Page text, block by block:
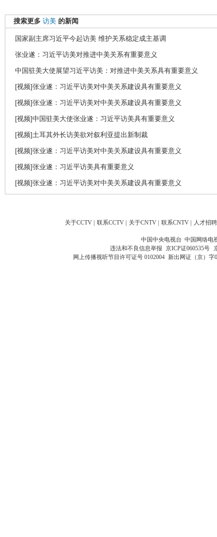
搜索更多 访美 的新闻
国家副主席习近平今起访美 维护关系稳定成主基调
张业遂：习近平访美对推进中美关系有重要意义
中国驻美大使展望习近平访美：对推进中美关系具有重要意义
[视频]张业遂：习近平访美对中美关系建设具有重要意义
[视频]张业遂：习近平访美对中美关系建设具有重要意义
[视频]中国驻美大使张业遂：习近平访美具有重要意义
[视频]土耳其外长访美欲对叙利亚提出新制裁
[视频]张业遂：习近平访美对中美关系建设具有重要意义
[视频]张业遂：习近平访美具有重要意义
[视频]张业遂：习近平访美对中美关系建设具有重要意义
关于CCTV | 联系CCTV | 关于CNTV | 联系CNTV | 人才招聘
中国中央电视台 中国网络电
违法和不良信息举报 京ICP证060535号
网上传播视听节目许可证号 0102004 新出网证（京）